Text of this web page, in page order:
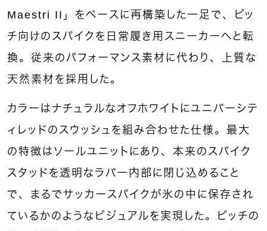
Maestri II」をベースに再構築した一足で、ピッ
チ向けのスパイクを日常履き用スニーカーへと転
換。従来のパフォーマンス素材に代わり、上質な
天然素材を採用した。
カラーはナチュラルなオフホワイトにユニバーシテ
ィレッドのスウッシュを組み合わせた仕様。最大
の特徴はソールユニットにあり、本来のスパイク
スタッドを透明なラバー内部に閉じ込めること
で、まるでサッカースパイクが氷の中に保存され
ているかのようなビジュアルを実現した。ピッチの